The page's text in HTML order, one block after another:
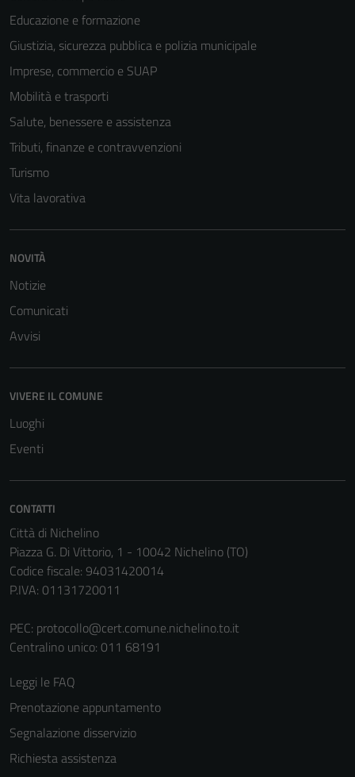
Educazione e formazione
Giustizia, sicurezza pubblica e polizia municipale
Imprese, commercio e SUAP
Mobilità e trasporti
Salute, benessere e assistenza
Tributi, finanze e contravvenzioni
Turismo
Vita lavorativa
NOVITÀ
Notizie
Comunicati
Avvisi
VIVERE IL COMUNE
Luoghi
Eventi
CONTATTI
Città di Nichelino
Piazza G. Di Vittorio, 1 - 10042 Nichelino (TO)
Codice fiscale: 94031420014
P.IVA: 01131720011
PEC: protocollo@cert.comune.nichelino.to.it
Centralino unico: 011 68191
Leggi le FAQ
Prenotazione appuntamento
Segnalazione disservizio
Richiesta assistenza
per il
essere
informazioni